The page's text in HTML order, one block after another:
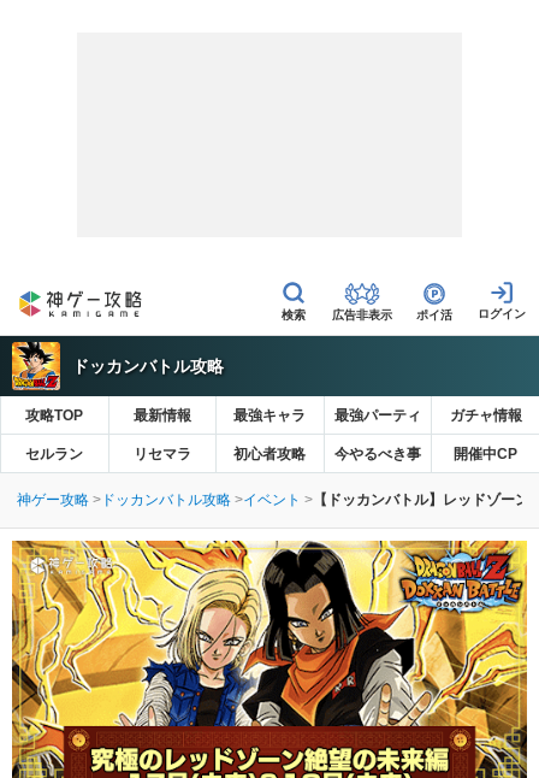
広告非表示 ポイ活
ドッカンバトル攻略
攻略TOP 最新情報 最強キャラ 最強パーティ ガチャ情報
セルラン リセマラ 初心者攻略 今やるべき事 開催中CP
神ゲー攻略 ドッカンバトル攻略 イベント 【ドッカンバトル】レッドゾー